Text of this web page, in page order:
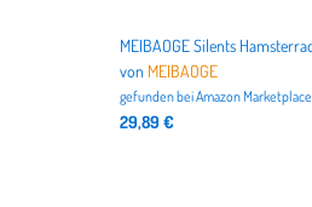
von MEIBAOGE
gefunden beiAmazon Marketplace
29,89 €